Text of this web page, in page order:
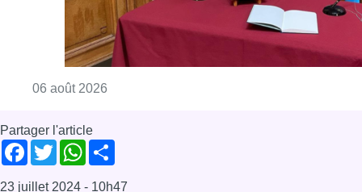
06 août 2026
Partager l'article
Facebook
TwitterWhatsApp
23 juillet 2024 - 10h47